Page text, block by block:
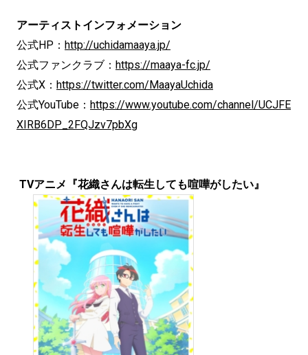
アーティストインフォメーション
公式HP： http://uchidamaaya.jp/
公式ファンクラブ： https://maaya-fc.jp/
公式X： https://twitter.com/MaayaUchida
公式YouTube： https://www.youtube.com/channel/UCJFE
XIRB6DP_2FQJzv7pbXg
TVアニメ『花織さんは転生しても喧嘩がしたい』